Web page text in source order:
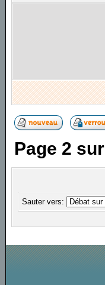
Page 2 sur
Sauter vers: